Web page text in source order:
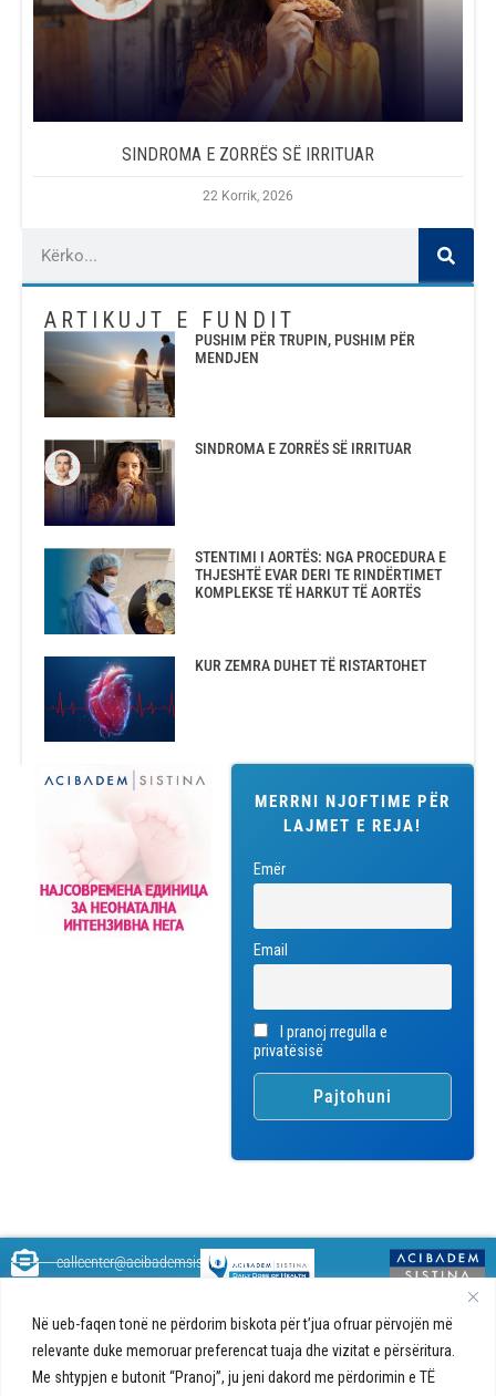
Në ueb-faqen tonë ne përdorim biskota për t’jua ofruar përvojën më
relevante duke memoruar preferencat tuaja dhe vizitat e përsëritura.
Me shtypjen e butonit “Pranoj”, ju jeni dakord me përdorimin e TË
SINDROMA E ZORRËS SË IRRITUAR
22 Korrik, 2026
ARTIKUJT E FUNDIT
PUSHIM PËR TRUPIN, PUSHIM PËR
MENDJEN
SINDROMA E ZORRËS SË IRRITUAR
STENTIMI I AORTËS: NGA PROCEDURA E
THJESHTË EVAR DERI TE RINDËRTIMET
KOMPLEKSE TË HARKUT TË AORTËS
KUR ZEMRA DUHET TË RISTARTOHET
MERRNI NJOFTIME PËR
LAJMET E REJA!
Emër
Email
I pranoj rregulla e
privatësisë
këshilla shëndetësore rreth
shëndetit tuaj. Ne kemi krijuar
një ueb portal që do t'ju ofrojë
callcenter@acibademsistina.mk
Ul. Skupi 5A Shkup
Sistina - Bëhet
fjalë për jetën!